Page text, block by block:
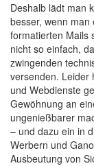
Deshalb lädt man
besser, wenn man
formatierten Mails
nicht so einfach,
zwingenden
versenden. Leider
und Webdienste
Gewöhnung an
ungenießbarer
– und dazu ein in
Werbern und
Ausbeutung von